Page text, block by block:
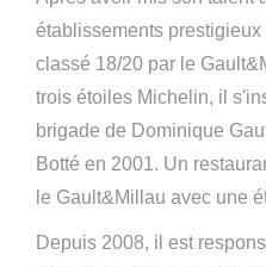
établissements
classé 18/20 par le
trois étoiles Michelin, il
brigade de Dominique
Botté en 2001. Un
le Gault&Millau avec une
Depuis 2008, il est